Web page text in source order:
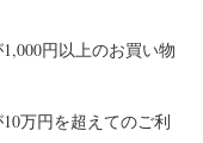
000円以上のお買い物
万円を超えてのご利